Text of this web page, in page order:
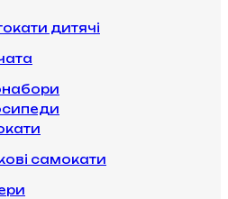
дитячі
самокати